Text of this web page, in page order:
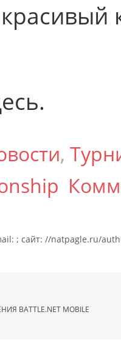
,
; сайт: //natpagle.ru/
BATTLE.NET MOBILE